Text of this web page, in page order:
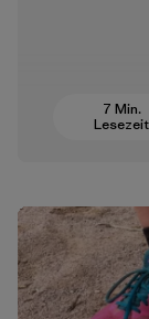
7 Min.
Lesezeit